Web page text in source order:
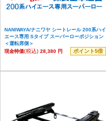
NANIWAYA/ナニワヤ シートレール 200系ハイ
エース専用 Sタイプ スーパーローポジション
＜運転席側＞
現金特価(税込) 28,380 円 ポイント5倍